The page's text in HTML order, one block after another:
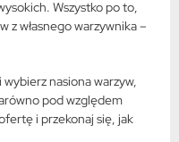
Wszystko po to,
z własnego warzywnika –
nasiona warzyw,
pod względem
i przekonaj się, jak